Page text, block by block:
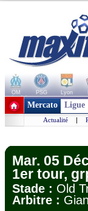
OM PSG Lyon
+ de clubs
Mercato Ligue
Actualité |
Mar. 05
1er tour,
Stade : Old
Arbitre :